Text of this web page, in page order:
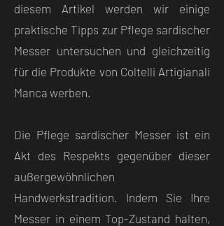
diesem Artikel werden wir einige
praktische Tipps zur Pflege sardischer
Messer untersuchen und gleichzeitig
für die Produkte von Coltelli Artigianali
Manca werben.
Die Pflege sardischer Messer ist ein
Akt des Respekts gegenüber dieser
außergewöhnlichen
Handwerkstradition. Indem Sie Ihre
Messer in einem Top-Zustand halten,